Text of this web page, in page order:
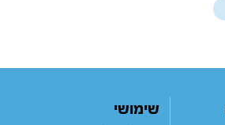
שימושי